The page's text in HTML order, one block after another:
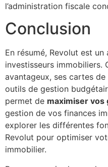
l’administration fiscale
Conclusion
En résumé, Revolut est
investisseurs immobiliers.
avantageux, ses cartes
outils de gestion
permet de maximiser vos
gestion de vos finances
explorer les différentes
Revolut pour optimiser
immobilier.